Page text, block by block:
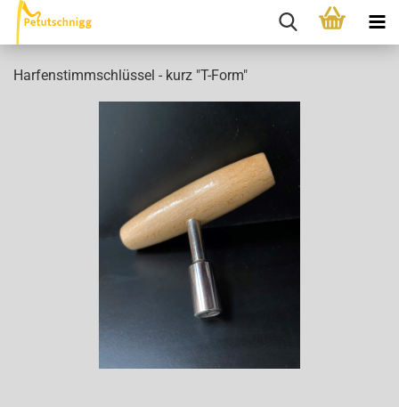
Harfenstimmschlüssel - kurz "T-Form"